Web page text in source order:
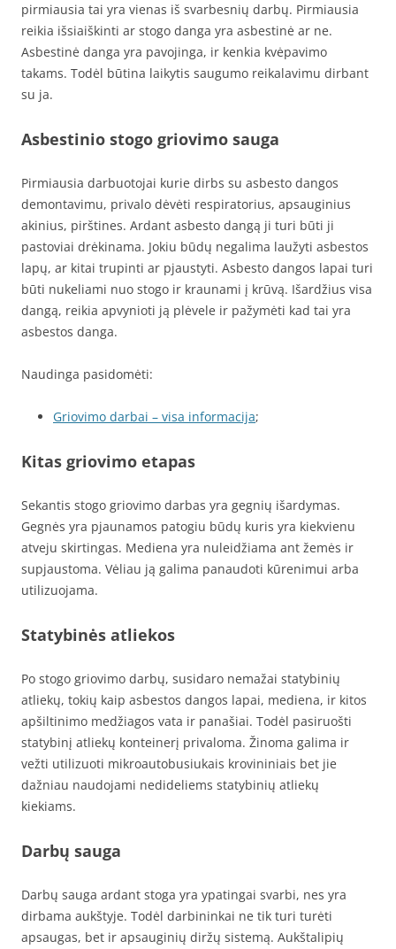
pirmiausia tai yra vienas iš svarbesnių darbų. Pirmiausia
reikia išsiaiškinti ar stogo danga yra asbestinė ar ne.
Asbestinė danga yra pavojinga, ir kenkia kvėpavimo
takams. Todėl būtina laikytis saugumo reikalavimu dirbant
su ja.
Asbestinio stogo griovimo sauga
Pirmiausia darbuotojai kurie dirbs su asbesto dangos
demontavimu, privalo dėvėti respiratorius, apsauginius
akinius, pirštines. Ardant asbesto dangą ji turi būti ji
pastoviai drėkinama. Jokiu būdų negalima laužyti asbestos
lapų, ar kitai trupinti ar pjaustyti. Asbesto dangos lapai turi
būti nukeliami nuo stogo ir kraunami į krūvą. Išardžius visa
dangą, reikia apvynioti ją plėvele ir pažymėti kad tai yra
asbestos danga.
Naudinga pasidomėti:
Griovimo darbai – visa informacija;
Kitas griovimo etapas
Sekantis stogo griovimo darbas yra gegnių išardymas.
Gegnės yra pjaunamos patogiu būdų kuris yra kiekvienu
atveju skirtingas. Mediena yra nuleidžiama ant žemės ir
supjaustoma. Vėliau ją galima panaudoti kūrenimui arba
utilizuojama.
Statybinės atliekos
Po stogo griovimo darbų, susidaro nemažai statybinių
atliekų, tokių kaip asbestos dangos lapai, mediena, ir kitos
apšiltinimo medžiagos vata ir panašiai. Todėl pasiruošti
statybinį atliekų konteinerį privaloma. Žinoma galima ir
vežti utilizuoti mikroautobusiukais krovininiais bet jie
dažniau naudojami nedideliems statybinių atliekų
kiekiams.
Darbų sauga
Darbų sauga ardant stoga yra ypatingai svarbi, nes yra
dirbama aukštyje. Todėl darbininkai ne tik turi turėti
apsaugas, bet ir apsauginių diržų sistemą. Aukštalipių